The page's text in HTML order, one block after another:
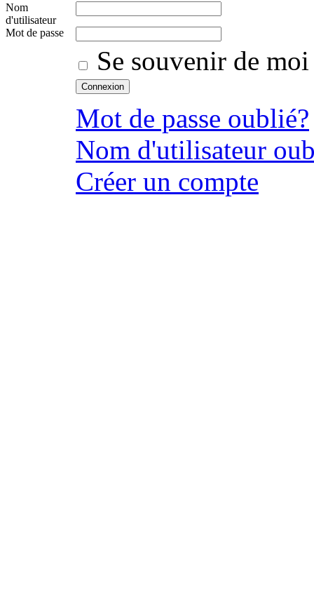
Nom
d'utilisateur
Mot de passe
Se souvenir de moi
Mot de passe oublié?
Nom d'utilisateur
Créer un compte